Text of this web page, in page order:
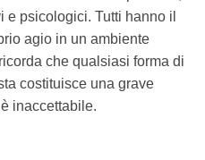
e psicologici. Tutti hanno il
agio in un ambiente
che qualsiasi forma di
costituisce una grave
inaccettabile.